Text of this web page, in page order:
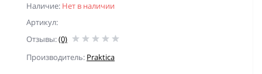
Наличие: Нет в наличии
Артикул:
Отзывы:(0)
Производитель: Praktica